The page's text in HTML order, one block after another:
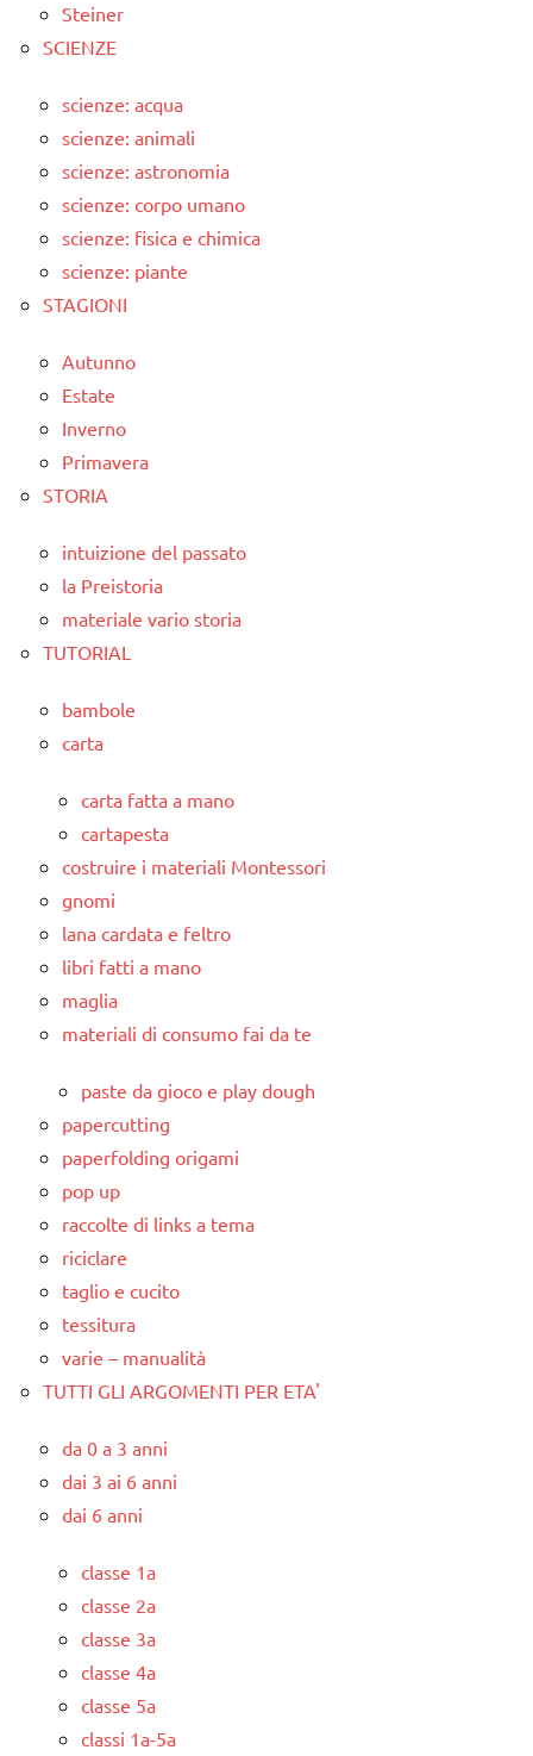
Steiner
SCIENZE
scienze: acqua
scienze: animali
scienze: astronomia
scienze: corpo umano
scienze: fisica e chimica
scienze: piante
STAGIONI
Autunno
Estate
Inverno
Primavera
STORIA
intuizione del passato
la Preistoria
materiale vario storia
TUTORIAL
bambole
carta
carta fatta a mano
cartapesta
costruire i materiali Montessori
gnomi
lana cardata e feltro
libri fatti a mano
maglia
materiali di consumo fai da te
paste da gioco e play dough
papercutting
paperfolding origami
pop up
raccolte di links a tema
riciclare
taglio e cucito
tessitura
varie – manualità
TUTTI GLI ARGOMENTI PER ETA'
da 0 a 3 anni
dai 3 ai 6 anni
dai 6 anni
classe 1a
classe 2a
classe 3a
classe 4a
classe 5a
classi 1a-5a